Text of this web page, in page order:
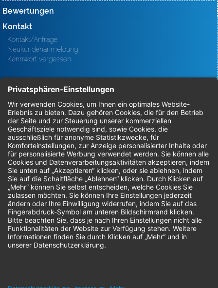
Bewertungen
Kontakt
Kontakt/Anfrage
Neukundenanmeldung
Kennwort vergessen
Bestellungen
Sendung verfolgen
Geprüfter Shop